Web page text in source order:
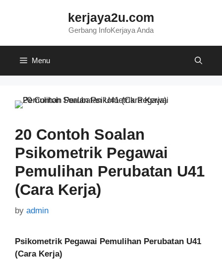
kerjaya2u.com
Gerbang InfoKerjaya Anda
Menu
20 Contoh Soalan
Psikometrik Pegawai
Pemulihan Perubatan U41
(Cara Kerja)
by admin
Psikometrik Pegawai Pemulihan Perubatan U41
(Cara Kerja)